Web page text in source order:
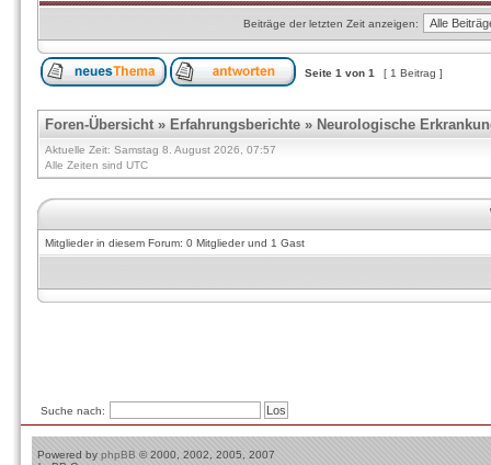
Beiträge der letzten Zeit anzeigen:
Seite 1 von 1 [ 1 Beitrag ]
Foren-Übersicht» Erfahrungsberichte » Neurologische
Aktuelle Zeit: Samstag 8. August 2026, 07:57
Alle Zeiten sind UTC
Mitglieder in diesem Forum: 0 Mitglieder und 1 Gast
Suche nach:
Powered by phpBB © 2000, 2002, 2005, 2007